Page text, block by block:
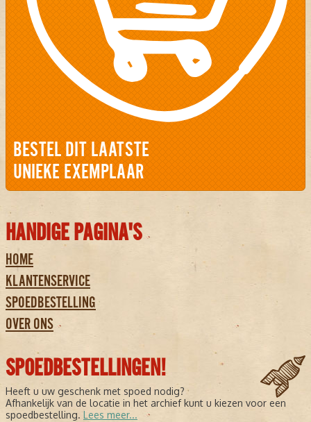
BESTEL DIT LAATSTE
UNIEKE EXEMPLAAR
HANDIGE PAGINA'S
HOME
KLANTENSERVICE
SPOEDBESTELLING
OVER ONS
SPOEDBESTELLINGEN!
Heeft u uw geschenk met spoed nodig?
Afhankelijk van de locatie in het archief kunt u kiezen voor een
spoedbestelling. Lees meer...